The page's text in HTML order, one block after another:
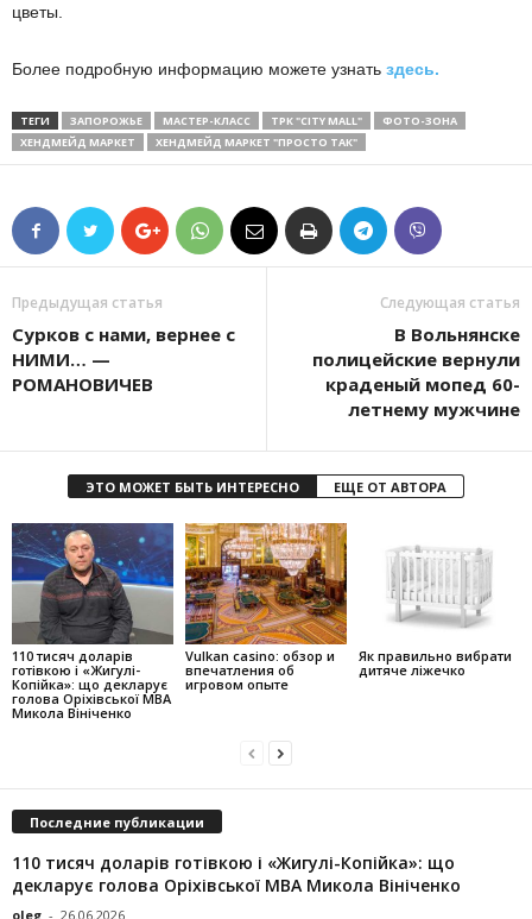
цветы.
Более подробную информацию можете узнать здесь.
ТЕГИ ЗАПОРОЖЬЕ МАСТЕР-КЛАСС ТРК "CITY MALL"
ФОТО-ЗОНА
ХЕНДМЕЙД МАРКЕТ
ХЕНДМЕЙД МАРКЕТ "ПРОСТО ТАК"
Предыдущая статья
Сурков с нами, вернее с
НИМИ… —
РОМАНОВИЧЕВ
Следующая статья
В Вольнянске
полицейские вернули
краденый мопед 60-
летнему мужчине
ЭТО МОЖЕТ БЫТЬ ИНТЕРЕСНО ЕЩЕ ОТ АВТОРА
110 тисяч доларів
готівкою і «Жигулі-
Копійка»: що декларує
голова Оріхівської МВА
Микола Вініченко
Vulkan casino: обзор и
впечатления об
игровом опыте
Як правильно вибрати
дитяче ліжечко
Последние публикации
110 тисяч доларів готівкою і «Жигулі-Копійка»: що
декларує голова Оріхівської МВА Микола Вініченко
oleg - 26.06.2026